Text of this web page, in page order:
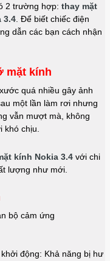
2 trường hợp: thay mặt
3.4. Để biết chiếc điện
dẫn các bạn cách nhận
mặt kính
quá nhiều gây ảnh
một lần làm rơi nhưng
vẫn mượt mà, không
khó chịu.
kính Nokia 3.4 với chi
lượng như mới.
bộ cảm ứng
động: Khả năng bị hư